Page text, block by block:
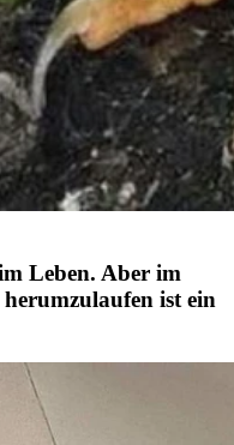
Leben. Aber im
ist ein